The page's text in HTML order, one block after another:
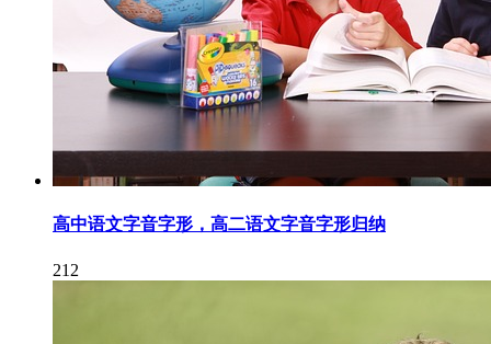
高中语文字音字形，高二语文字音字形归纳
212